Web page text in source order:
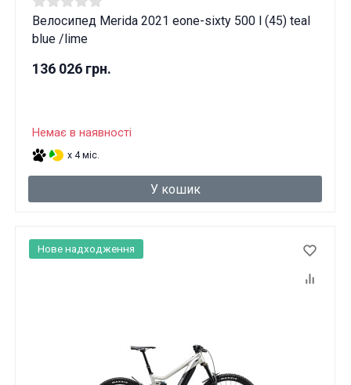
Велосипед Merida 2021 eone-sixty 500 l (45) teal
blue /lime
136 026 грн.
Немає в наявності
x 4 міс.
У кошик
Нове надходження